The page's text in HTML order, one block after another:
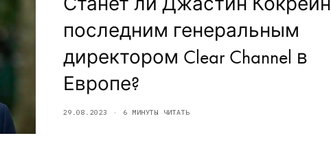
последним генеральным
директором Clear Channel в
Европе?
29.08.2023 6 МИНУТЫ ЧИТАТЬ